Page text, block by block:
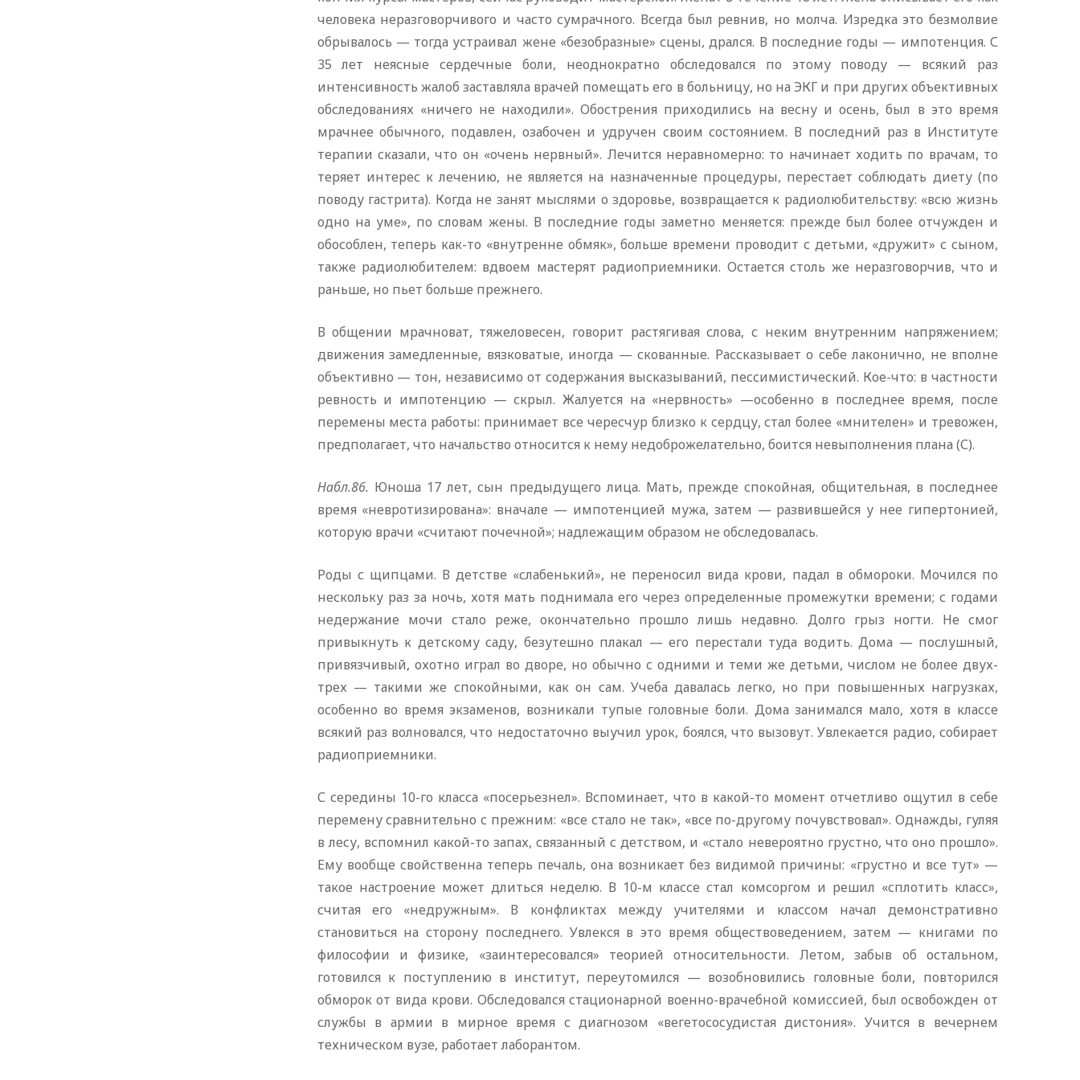
человека неразговорчивого и часто сумрачного. Всегда был ревнив, но молча. Изредка это безмолвие
обрывалось — тогда устраивал жене «безобразные» сцены, дрался. В последние годы — импотенция. С
35 лет неясные сердечные боли, неоднократно обследовался по этому поводу — всякий раз
интенсивность жалоб заставляла врачей помещать его в больницу, но на ЭКГ и при других объективных
обследованиях «ничего не находили». Обострения приходились на весну и осень, был в это время
мрачнее обычного, подавлен, озабочен и удручен своим состоянием. В последний раз в Институте
терапии сказали, что он «очень нервный». Лечится неравномерно: то начинает ходить по врачам, то
теряет интерес к лечению, не является на назначенные процедуры, перестает соблюдать диету (по
поводу гастрита). Когда не занят мыслями о здоровье, возвращается к радиолюбительству: «всю жизнь
одно на уме», по словам жены. В последние годы заметно меняется: прежде был более отчужден и
обособлен, теперь как-то «внутренне обмяк», больше времени проводит с детьми, «дружит» с сыном,
также радиолюбителем: вдвоем мастерят радиоприемники. Остается столь же неразговорчив, что и
раньше, но пьет больше прежнего.
В общении мрачноват, тяжеловесен, говорит растягивая слова, с неким внутренним напряжением;
движения замедленные, вязковатые, иногда — скованные. Рассказывает о себе лаконично, не вполне
объективно — тон, независимо от содержания высказываний, пессимистический. Кое-что: в частности
ревность и импотенцию — скрыл. Жалуется на «нервность» —особенно в последнее время, после
перемены места работы: принимает все чересчур близко к сердцу, стал более «мнителен» и тревожен,
предполагает, что начальство относится к нему недоброжелательно, боится невыполнения плана (С).
Набл.86. Юноша 17 лет, сын предыдущего лица. Мать, прежде спокойная, общительная, в последнее
время «невротизирована»: вначале — импотенцией мужа, затем — развившейся у нее гипертонией,
которую врачи «считают почечной»; надлежащим образом не обследовалась.
Роды с щипцами. В детстве «слабенький», не переносил вида крови, падал в обмороки. Мочился по
нескольку раз за ночь, хотя мать поднимала его через определенные промежутки времени; с годами
недержание мочи стало реже, окончательно прошло лишь недавно. Долго грыз ногти. Не смог
привыкнуть к детскому саду, безутешно плакал — его перестали туда водить. Дома — послушный,
привязчивый, охотно играл во дворе, но обычно с одними и теми же детьми, числом не более двух-
трех — такими же спокойными, как он сам. Учеба давалась легко, но при повышенных нагрузках,
особенно во время экзаменов, возникали тупые головные боли. Дома занимался мало, хотя в классе
всякий раз волновался, что недостаточно выучил урок, боялся, что вызовут. Увлекается радио, собирает
радиоприемники.
С середины 10-го класса «посерьезнел». Вспоминает, что в какой-то момент отчетливо ощутил в себе
перемену сравнительно с прежним: «все стало не так», «все по-другому почувствовал». Однажды, гуляя
в лесу, вспомнил какой-то запах, связанный с детством, и «стало невероятно грустно, что оно прошло».
Ему вообще свойственна теперь печаль, она возникает без видимой причины: «грустно и все тут» —
такое настроение может длиться неделю. В 10-м классе стал комсоргом и решил «сплотить класс»,
считая его «недружным». В конфликтах между учителями и классом начал демонстративно
становиться на сторону последнего. Увлекся в это время обществоведением, затем — книгами по
философии и физике, «заинтересовался» теорией относительности. Летом, забыв об остальном,
готовился к поступлению в институт, переутомился — возобновились головные боли, повторился
обморок от вида крови. Обследовался стационарной военно-врачебной комиссией, был освобожден от
службы в армии в мирное время с диагнозом «вегетососудистая дистония». Учится в вечернем
техническом вузе, работает лаборантом.